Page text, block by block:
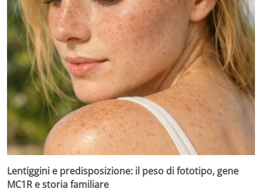
Lentiggini e predisposizione: il peso di fototipo, gene
MC1R e storia familiare